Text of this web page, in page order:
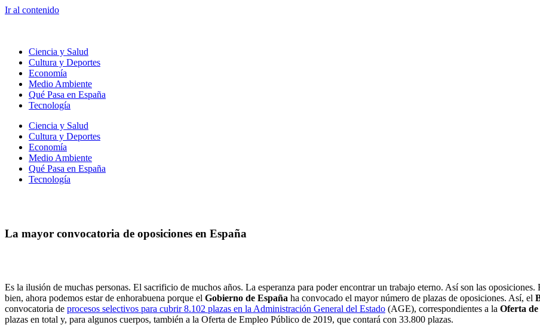
Ir al contenido
Ciencia y Salud
Cultura y Deportes
Economía
Medio Ambiente
Qué Pasa en España
Tecnología
Ciencia y Salud
Cultura y Deportes
Economía
Medio Ambiente
Qué Pasa en España
Tecnología
La mayor convocatoria de oposiciones en España
Es la ilusión de muchas personas. El sacrificio de muchos años. La esperanza para poder encontrar un trabajo eterno. Así son las
bien, ahora podemos estar de enhorabuena porque el Gobierno de España ha convocado el mayor número de plazas de oposiciones. Así, el
convocatoria de procesos selectivos para cubrir 8.102 plazas en la Administración General del Estado (AGE), correspondientes a la Oferta de
plazas en total y, para algunos cuerpos, también a la Oferta de Empleo Público de 2019, que contará con 33.800 plazas.